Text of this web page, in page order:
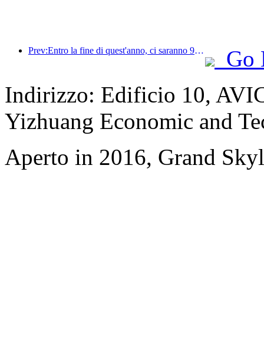
Prev:Entro la fine di quest'anno, ci saranno 9 nuovi hotel e alloggi in famiglia a Quanzhou Ancient City e dintorni
Go
Indirizzo: Edificio 10,
Yizhuang Economic and
Aperto in 2016, Grand